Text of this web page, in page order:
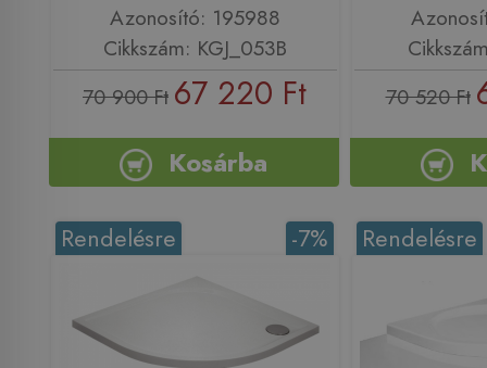
Azonosító: 195988
Cikkszám: KGJ_053B
70 900 Ft 67 220 Ft
Kosárba
70 520 Ft
-7%
Rendelésre Rendelésre